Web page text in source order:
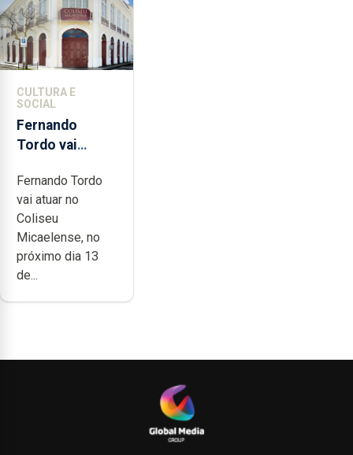
CULTURA E
SOCIAL
Fernando
Tordo vai
anos de
carreira no
Coliseu
Micaelense
Fernando Tordo
vai atuar no
Coliseu
Micaelense, no
próximo dia 13
de...